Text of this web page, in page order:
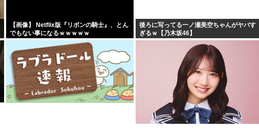
【画像】 Netflix版『リボンの騎士』、とん
でもない事になるｗｗｗｗｗ
後ろに写ってる一ノ瀬美空ちゃんがヤバす
ぎるｗ【乃木坂46】